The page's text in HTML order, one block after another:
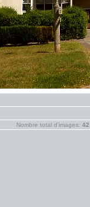
Nombre total d'images: 42